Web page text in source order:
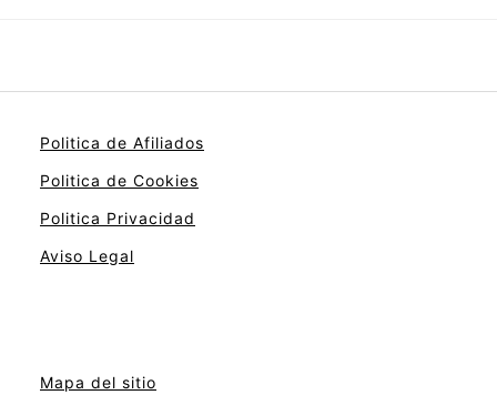
Politica de Afiliados
Politica de Cookies
Politica Privacidad
Aviso Legal
Mapa del sitio